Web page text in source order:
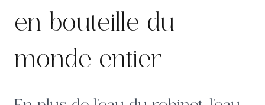
en bouteille du
monde entier